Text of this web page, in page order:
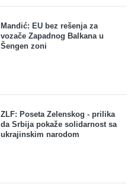
Mandić: EU bez rešenja za
vozače Zapadnog Balkana u
Šengen zoni
ZLF: Poseta Zelenskog - prilika
da Srbija pokaže solidarnost sa
ukrajinskim narodom